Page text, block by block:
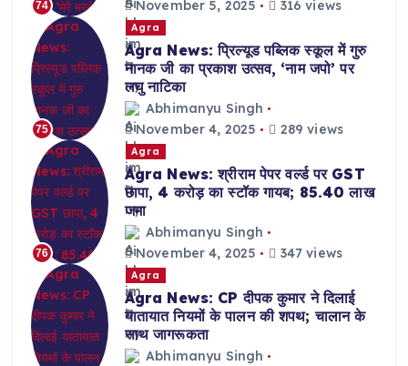
74 November 5, 2025 316 views
75
Agra
Agra News: प्रिल्यूड पब्लिक स्कूल में गुरु
नानक जी का प्रकाश उत्सव, ‘नाम जपो’ पर
लघु नाटिका
Abhimanyu Singh
November 4, 2025
289 views
76
Agra
Agra News: श्रीराम पेपर वर्ल्ड पर GST
छापा, 4 करोड़ का स्टॉक गायब; 85.40 लाख
जमा
Abhimanyu Singh
November 4, 2025
347 views
Agra
Agra News: CP दीपक कुमार ने दिलाई
यातायात नियमों के पालन की शपथ; चालान के
साथ जागरूकता
Abhimanyu Singh